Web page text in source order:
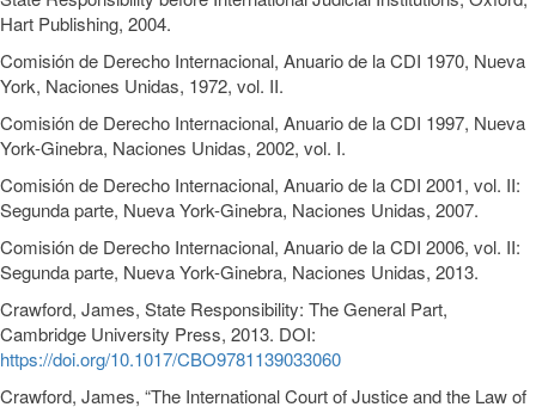
Hart Publishing, 2004.
Comisión de Derecho Internacional, Anuario de la CDI 1970, Nueva
York, Naciones Unidas, 1972, vol. II.
Comisión de Derecho Internacional, Anuario de la CDI 1997, Nueva
York-Ginebra, Naciones Unidas, 2002, vol. I.
Comisión de Derecho Internacional, Anuario de la CDI 2001, vol. II:
Segunda parte, Nueva York-Ginebra, Naciones Unidas, 2007.
Comisión de Derecho Internacional, Anuario de la CDI 2006, vol. II:
Segunda parte, Nueva York-Ginebra, Naciones Unidas, 2013.
Crawford, James, State Responsibility: The General Part,
Cambridge University Press, 2013. DOI:
https://doi.org/10.1017/CBO9781139033060
Crawford, James, “The International Court of Justice and the Law of